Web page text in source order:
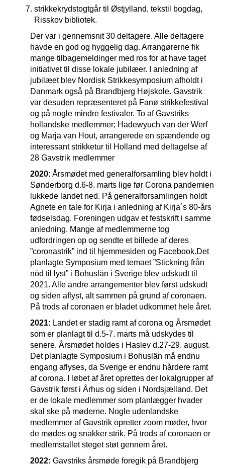
strikkekrydstogtgår til Østjylland, tekstil bogdag,
Risskov bibliotek.
Der var i gennemsnit 30 deltagere. Alle deltagere
havde en god og hyggelig dag. Arrangørerne fik
mange tilbagemeldinger med ros for at have taget
initiativet til disse lokale jubilæer. I anledning af
jubilæet blev Nordisk Strikkesymposium afholdt i
Danmark også på Brandbjerg Højskole. Gavstrik
var desuden repræsenteret på Fanø strikkefestival
og på nogle mindre festivaler. To af Gavstriks
hollandske medlemmer; Hadewyuch van der Werf
og Marja van Hout, arrangerede en spændende og
interessant strikketur til Holland med deltagelse af
28 Gavstrik medlemmer
2020: Årsmødet med generalforsamling blev holdt i
Sønderborg d.6-8. marts lige før Corona pandemien
lukkede landet ned. På generalforsamlingen holdt
Agnete en tale for Kirja i anledning af Kirja´s 80-års
fødselsdag. Foreningen udgav et festskrift i samme
anledning. Mange af medlemmerne tog
udfordringen op og sendte et billede af deres
”coronastrik” ind til hjemmesiden og Facebook.Det
planlagte Symposium med temaet ”Stickning från
nöd til lyst” i Bohuslän i Sverige blev udskudt til
2021. Alle andre arrangementer blev først udskudt
og siden aflyst, alt sammen på grund af coronaen.
På trods af coronaen er bladet udkommet hele året.
2021: Landet er stadig ramt af corona og Årsmødet
som er planlagt til d.5-7. marts må udskydes til
senere. Årsmødet holdes i Haslev d.27-29. august.
Det planlagte Symposium i Bohuslän må endnu
engang aflyses, da Sverige er endnu hårdere ramt
af corona. I løbet af året oprettes der lokalgrupper af
Gavstrik først i Århus og siden i Nordsjælland. Det
er de lokale medlemmer som planlægger hvader
skal ske på møderne. Nogle udenlandske
medlemmer af Gavstrik opretter zoom møder, hvor
de mødes og snakker strik. På trods af coronaen er
medlemstallet steget støt gennem året.
2022: Gavstriks årsmøde foregik på Brandbjerg